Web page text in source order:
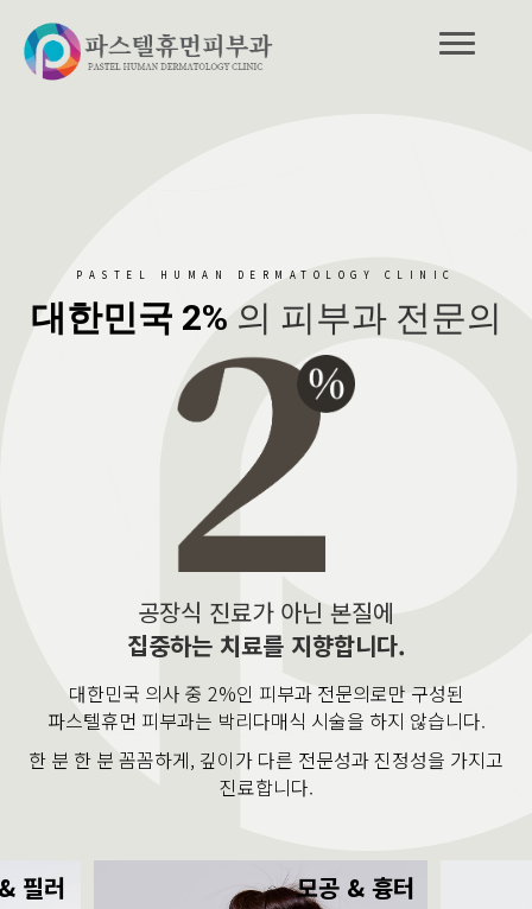
PASTEL HUMAN DERMATOLOGY CLINIC
대한민국 2% 의 피부과 전문의
공장식 진료가 아닌 본질에
집중하는 치료를 지향합니다.
대한민국 의사 중 2%인 피부과 전문의로만 구성된
파스텔휴먼 피부과는 박리다매식 시술을 하지 않습니다.
한 분 한 분 꼼꼼하게, 깊이가 다른 전문성과 진정성을 가지고
진료합니다.
필러 모공 & 흉터